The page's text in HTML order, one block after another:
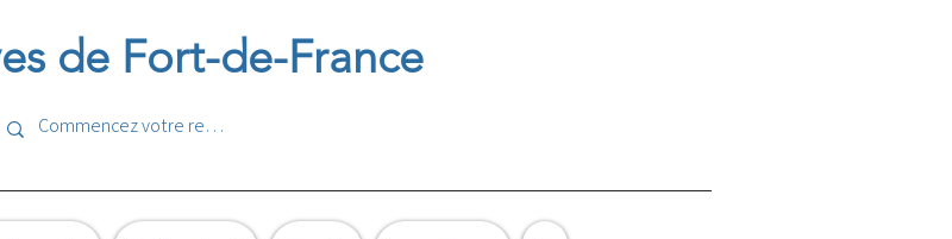
de Fort-de-France